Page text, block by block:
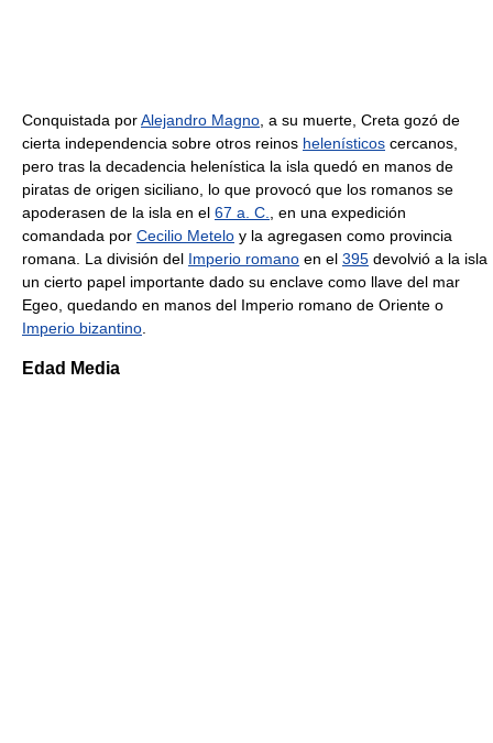
Conquistada porAlejandro Magno , a su muerte, Creta gozó de
cierta independencia sobre otros reinos helenísticos cercanos,
pero tras la decadencia helenística la isla quedó en manos de
piratas de origen siciliano, lo que provocó que los romanos se
apoderasen de la isla en el 67 a. C.
, en una expedición
comandada por Cecilio Metelo y la agregasen como provincia
romana. La división del Imperio romano en el 395 devolvió a la isla
un cierto papel importante dado su enclave como llave del mar
Egeo, quedando en manos del Imperio romano de Oriente o
Imperio bizantino
Edad Media